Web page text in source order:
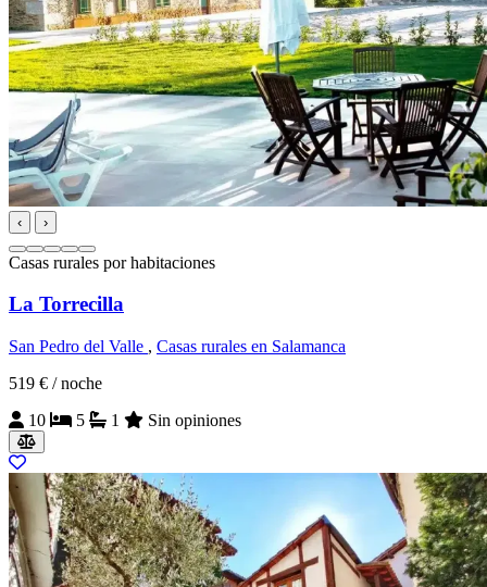
‹ ›
Casas rurales por habitaciones
La Torrecilla
San Pedro del Valle , Casas rurales en Salamanca
519 € / noche
10
5 1 Sin opiniones